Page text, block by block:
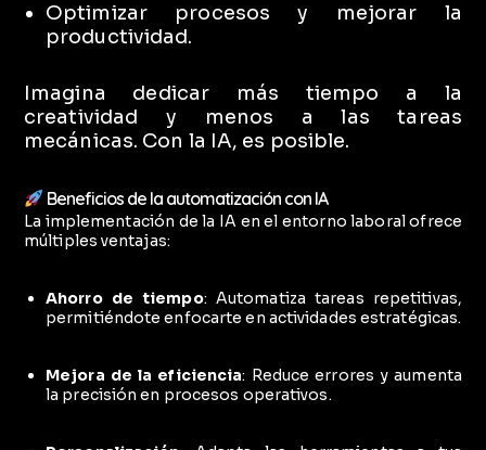
Optimizar procesos y mejorar la
productividad.
Imagina dedicar más tiempo a la
creatividad y menos a las tareas
mecánicas. Con la IA, es posible.
Beneficios de la automatización con IA
La implementación de la IA en el entorno laboral ofrece
múltiples ventajas:
Ahorro de tiempo: Automatiza tareas repetitivas,
permitiéndote enfocarte en actividades estratégicas.
Mejora de la eficiencia: Reduce errores y aumenta
la precisión en procesos operativos.